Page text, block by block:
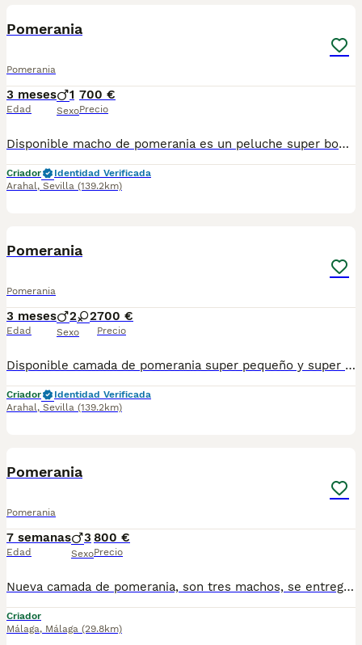
Pomerania
Pomerania
3 meses
Edad
1
Sexo
700 €
Precio
Disponible macho de pomerania es un peluche super bonito super recortado listo para irse a su nuevo hogar está vacunado desparasitado y con la cartilla del veterinario enviamos a toda España con posibilidad de contrareembolso llámanos y te informamos criado en ambiente familiar
Criador
Identidad Verificada
Arahal, Sevilla (139.2km)
Pomerania
Pomerania
3 meses
Edad
2 2
Sexo
700 €
Precio
Disponible camada de pomerania super pequeño y super bonito hay dos machos y dos hembras de las mejores líneas en esta raza están vacunados desparasitado y con la cartilla del veterinario enviamos a toda España con posibilidad de contrareembolso llámanos y te informamos criado en ambiente familiar
Criador
Identidad Verificada
Arahal, Sevilla (139.2km)
Pomerania
Pomerania
7 semanas
Edad
3
Sexo
800 €
Precio
Nueva camada de pomerania, son tres machos, se entregan vacunados desparacitado y con cartilla, se recojen en lora del rio Sevilla. Para mas información por wasap al 610704512.
Criador
Málaga, Málaga (29.8km)